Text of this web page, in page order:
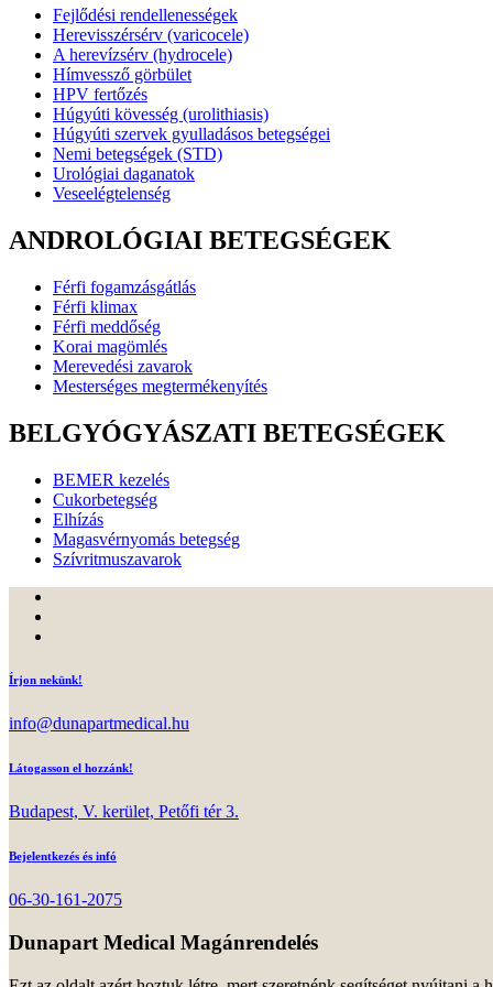
Fejlődési rendellenességek
Herevisszérsérv (varicocele)
A herevízsérv (hydrocele)
Hímvessző görbület
HPV fertőzés
Húgyúti kövesség (urolithiasis)
Húgyúti szervek gyulladásos betegségei
Nemi betegségek (STD)
Urológiai daganatok
Veseelégtelenség
ANDROLÓGIAI BETEGSÉGEK
Férfi fogamzásgátlás
Férfi klimax
Férfi meddőség
Korai magömlés
Merevedési zavarok
Mesterséges megtermékenyítés
BELGYÓGYÁSZATI BETEGSÉGEK
BEMER kezelés
Cukorbetegség
Elhízás
Magasvérnyomás betegség
Szívritmuszavarok
Írjon nekünk!
info@dunapartmedical.hu
Látogasson el hozzánk!
Budapest, V. kerület, Petőfi tér 3.
Bejelentkezés és infó
06-30-161-2075
Dunapart Medical Magánrendelés